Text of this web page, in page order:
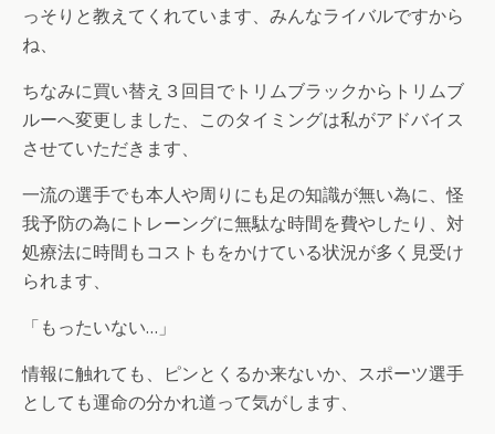
っそりと教えてくれています、みんなライバルですから
ね、
ちなみに買い替え３回目でトリムブラックからトリムブ
ルーへ変更しました、このタイミングは私がアドバイス
させていただきます、
一流の選手でも本人や周りにも足の知識が無い為に、怪
我予防の為にトレーングに無駄な時間を費やしたり、対
処療法に時間もコストもをかけている状況が多く見受け
られます、
「もったいない…」
情報に触れても、ピンとくるか来ないか、スポーツ選手
としても運命の分かれ道って気がします、